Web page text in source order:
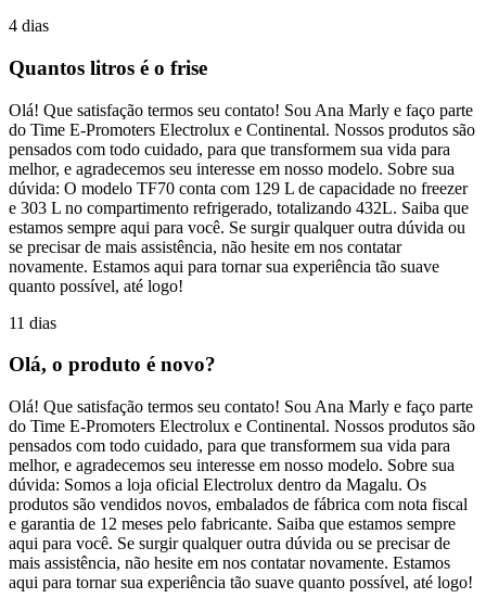
4 dias
Quantos litros é o frise
Olá! Que satisfação termos seu contato! Sou Ana Marly e faço parte
do Time E-Promoters Electrolux e Continental. Nossos produtos são
pensados com todo cuidado, para que transformem sua vida para
melhor, e agradecemos seu interesse em nosso modelo. Sobre sua
dúvida: O modelo TF70 conta com 129 L de capacidade no freezer
e 303 L no compartimento refrigerado, totalizando 432L. Saiba que
estamos sempre aqui para você. Se surgir qualquer outra dúvida ou
se precisar de mais assistência, não hesite em nos contatar
novamente. Estamos aqui para tornar sua experiência tão suave
quanto possível, até logo!
11 dias
Olá, o produto é novo?
Olá! Que satisfação termos seu contato! Sou Ana Marly e faço parte
do Time E-Promoters Electrolux e Continental. Nossos produtos são
pensados com todo cuidado, para que transformem sua vida para
melhor, e agradecemos seu interesse em nosso modelo. Sobre sua
dúvida: Somos a loja oficial Electrolux dentro da Magalu. Os
produtos são vendidos novos, embalados de fábrica com nota fiscal
e garantia de 12 meses pelo fabricante. Saiba que estamos sempre
aqui para você. Se surgir qualquer outra dúvida ou se precisar de
mais assistência, não hesite em nos contatar novamente. Estamos
aqui para tornar sua experiência tão suave quanto possível, até logo!